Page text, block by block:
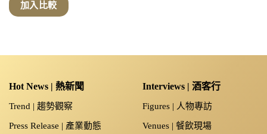
加入比較
Hot News | 熱新聞
Trend | 趨勢觀察
Press Release | 產業動態
Interviews | 酒客行
Figures | 人物專訪
Venues | 餐飲現場